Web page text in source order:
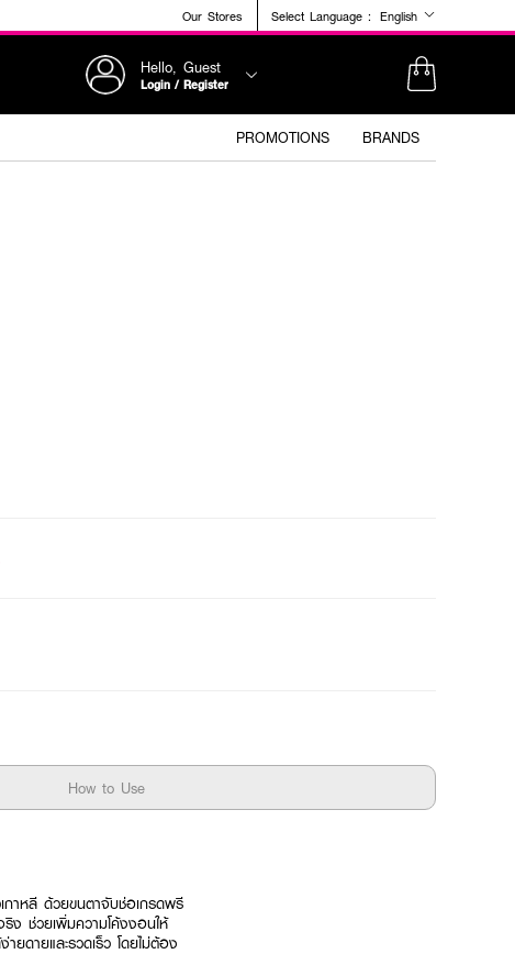
Our Stores Select Language : English
Hello, Guest
Login / Register
PROMOTIONS BRANDS
How to Use
กาหลี ด้วยขนตาจับช่อเกรดพรี
ง ช่วยเพิ่มความโค้งงอนให้
ดายและรวดเร็ว โดยไม่ต้อง